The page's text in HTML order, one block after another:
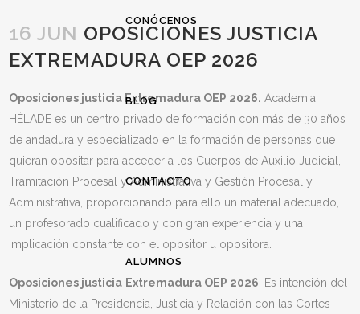
CONÓCENOS
BLOG
CONTACTO
ALUMNOS
16 JUN OPOSICIONES JUSTICIA
EXTREMADURA OEP 2026
Oposiciones justicia Extremadura OEP 2026. Academia
HÈLADE es un centro privado de formación con más de 30 años
de andadura y especializado en la formación de personas que
quieran opositar para acceder a los Cuerpos de Auxilio Judicial,
Tramitación Procesal y Administrativa y Gestión Procesal y
Administrativa, proporcionando para ello un material adecuado,
un profesorado cualificado y con gran experiencia y una
implicación constante con el opositor u opositora.
Oposiciones justicia Extremadura OEP 2026 . Es intención del
Ministerio de la Presidencia, Justicia y Relación con las Cortes